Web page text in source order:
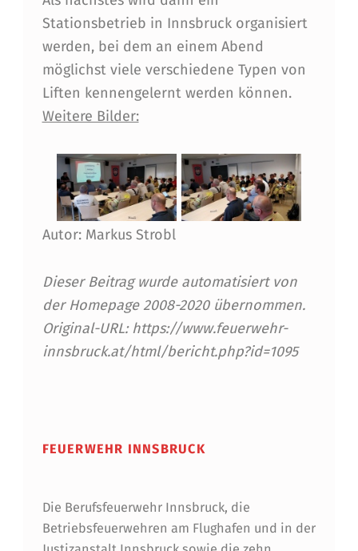
G
E
N
B
I
T
E
N
L
Stationsbetrieb in Innsbruck organisiert
werden, bei dem an einem Abend
möglichst viele verschiedene Typen von
Liften kennengelernt werden können.
Weitere Bilder:
Autor: Markus Strobl
Dieser Beitrag wurde automatisiert von
der Homepage 2008-2020 übernommen.
Original-URL: https://www.feuerwehr-
innsbruck.at/html/bericht.php?id=1095
FEUERWEHR INNSBRUCK
Die Berufsfeuerwehr Innsbruck, die
Betriebsfeuerwehren am Flughafen und in der